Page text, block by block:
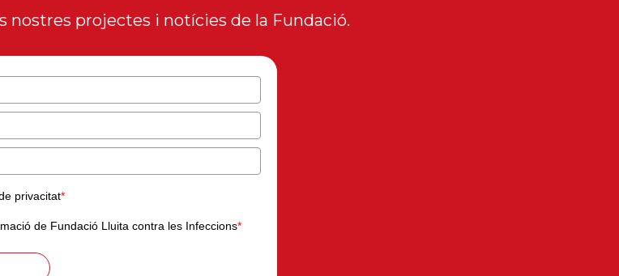
nostres projectes i notícies de la Fundació.
privacitat*
de Fundació Lluita contra les Infeccions*